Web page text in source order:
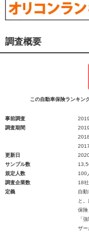
調査概要
この自動車保険ランキン
事前調査
調査期間
更新日
サンプル数
規定人数
100
調査企業数
18社
定義
自
と
保険
「
ザ